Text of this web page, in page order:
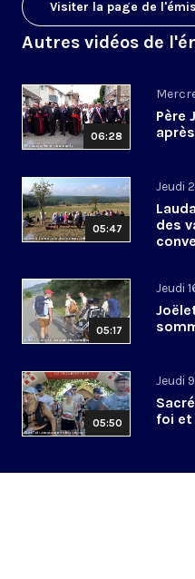
Visiter la page de
Autres vidéos de
06:28
Père
après
05:47
Jeudi
des
05:17
Jeudi
05:50
Jeudi
foi et